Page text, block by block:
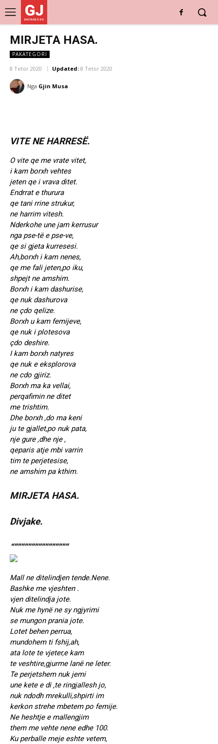
GJ
DRITARE E RE
MIRJETA HASA.
PAKATEGORI
8 Tetor 2020 Updated: 8 Tetor 2020
Nga Gjin Musa
VITE NE HARRESË.
O vite qe me vrate vitet,
i kam borxh vehtes
jeten qe i vrava ditet.
Endrrat e thurura
qe tani rrine strukur,
ne harrim vitesh.
Nderkohe une jam kerrusur
nga pse-të e pse-ve,
qe si gjeta kurresesi.
Ah,borxh i kam nenes,
qe me fali jeten,po iku,
shpejt ne amshim.
Borxh i kam dashurise,
qe nuk dashurova
ne çdo qelize.
Borxh u kam femijeve,
qe nuk i plotesova
çdo deshire.
I kam borxh natyres
qe nuk e eksplorova
ne cdo gjiriz.
Borxh ma ka vellai,
perqafimin ne ditet
me trishtim.
Dhe borxh ,do ma keni
ju te gjallet,po nuk pata,
nje gure ,dhe nje ,
qeparis atje mbi varrin
tim te perjetesise,
ne amshim pa kthim.
MIRJETA HASA.
Divjake.
“””””””””””””””””
Mall ne ditelindjen tende.Nene.
Bashke me vjeshten .
vjen ditelindja jote.
Nuk me hynë ne sy ngjyrimi
se mungon prania jote.
Lotet behen perrua,
mundohem ti fshij,ah,
ata lote te vjeter,e kam
te veshtire,gjurme lanë ne leter.
Te perjetshem nuk jemi
une kete e di ,te ringjallesh jo,
nuk ndodh mrekulli,shpirti im
kerkon strehe mbetem po femije.
Ne heshtje e mallengjim
them me vehte nene edhe 100.
Ku perballe meje eshte vetem,